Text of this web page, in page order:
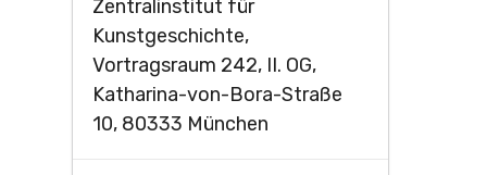
Zentralinstitut für
Kunstgeschichte,
Vortragsraum 242, II. OG,
Katharina-von-Bora-Straße
10, 80333 München